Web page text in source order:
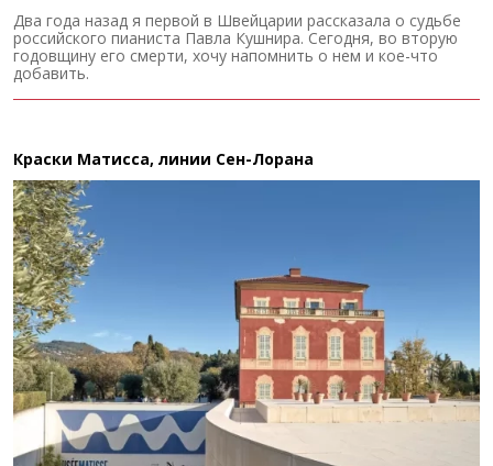
Два года назад я первой в Швейцарии рассказала о судьбе
российского пианиста Павла Кушнира. Сегодня, во вторую
годовщину его смерти, хочу напомнить о нем и кое-что
добавить.
Краски Матисса, линии Сен-Лорана